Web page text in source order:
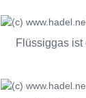
Flüssiggas